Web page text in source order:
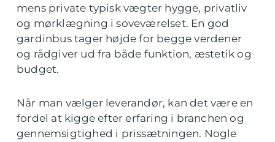
mens private typisk vægter hygge, privatliv
og mørklægning i soveværelset. En god
gardinbus tager højde for begge verdener
og rådgiver ud fra både funktion, æstetik og
budget.
Når man vælger leverandør, kan det være en
fordel at kigge efter erfaring i branchen og
gennemsigtighed i prissætningen. Nogle